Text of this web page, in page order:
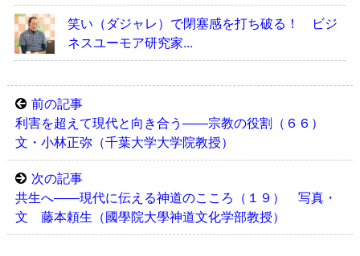
笑い（ダジャレ）で閉塞感を打ち破る！ ビジ
ネスユーモア研究家...
前の記事
利害を超えて現代と向き合う――宗教の役割（６６）
文・小林正弥（千葉大学大学院教授）
次の記事
共生へ――現代に伝える神道のこころ（１９） 写真・
文 藤本頼生（國學院大學神道文化学部教授）